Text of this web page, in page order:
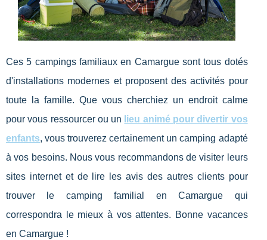
Ces 5 campings familiaux en Camargue sont tous dotés
d'installations modernes et proposent des activités pour
toute la famille. Que vous cherchiez un endroit calme
pour vous ressourcer ou un lieu animé pour divertir vos
enfants, vous trouverez certainement un camping adapté
à vos besoins. Nous vous recommandons de visiter leurs
sites internet et de lire les avis des autres clients pour
trouver le camping familial en Camargue qui
correspondra le mieux à vos attentes. Bonne vacances
en Camargue !